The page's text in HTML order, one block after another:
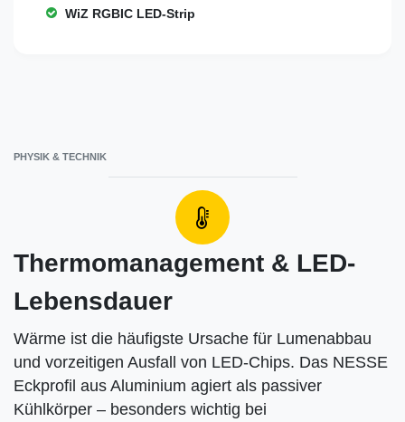
WiZ RGBIC LED-Strip
PHYSIK & TECHNIK
Thermomanagement & LED-
Lebensdauer
Wärme ist die häufigste Ursache für Lumenabbau
und vorzeitigen Ausfall von LED-Chips. Das NESSE
Eckprofil aus Aluminium agiert als passiver
Kühlkörper – besonders wichtig bei